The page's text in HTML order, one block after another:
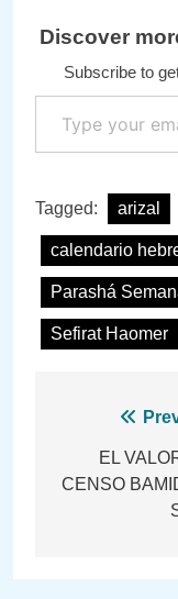
Discover
Subscribe to
Type your email…
Tagged: arizal
calendario
Parashá
Sefirat Haomer
EL
CENSO